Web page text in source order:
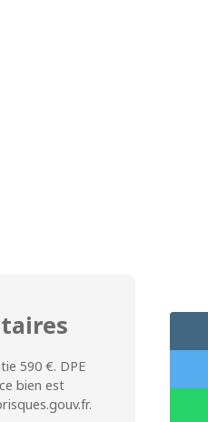
590 €. DPE
bien est